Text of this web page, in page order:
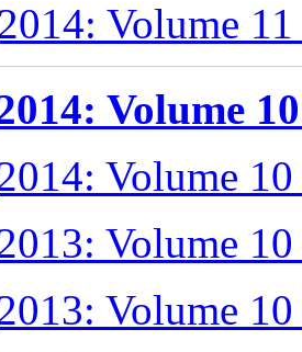
Volume
Volume
Volume
Volume
Volume